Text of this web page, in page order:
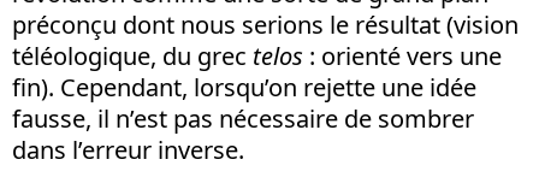
préconçu dont nous serions le résultat (vision
téléologique, du grec telos : orienté vers une
fin). Cependant, lorsqu’on rejette une idée
fausse, il n’est pas nécessaire de sombrer
dans l’erreur inverse.